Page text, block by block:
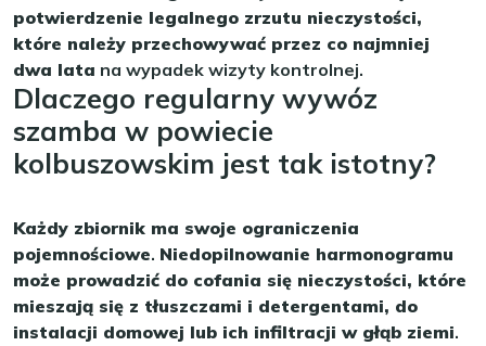
potwierdzenie legalnego zrzutu nieczystości,
które należy przechowywać przez co najmniej
dwa lata na wypadek wizyty kontrolnej.
Dlaczego regularny wywóz
szamba w powiecie
kolbuszowskim jest tak istotny?
Każdy zbiornik ma swoje ograniczenia
pojemnościowe. Niedopilnowanie harmonogramu
może prowadzić do cofania się nieczystości, które
mieszają się z tłuszczami i detergentami, do
instalacji domowej lub ich infiltracji w głąb ziemi.